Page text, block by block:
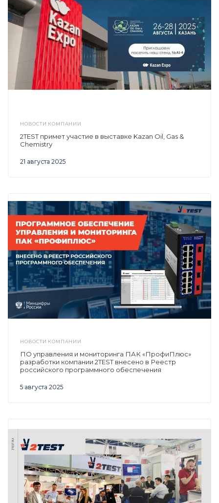
НОВОСТИ КОМПАНИИ
21 августа 2025
2TEST примет участие в выставке Kazan Oil, Gas &
Chemistry
НОВОСТИ КОМПАНИИ
5 августа 2025
ПО управления и мониторинга ПАК «ПрофиПлюс»
разработки компании 2TEST внесено в Реестр
российского программного обеспечения